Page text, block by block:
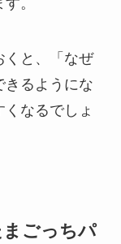
。
くと、「なぜ
きるようにな
なるでしょ
ごっちパ